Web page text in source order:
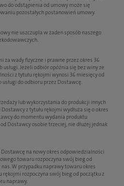
do odstąpienia od umowy może się
pozostałych postanowień umowy.
nie uszczupla w żaden sposób naszego
za wady fizyczne i prawne przez okres 36
Jeżeli odbiór opóźnia się bez winy ze
z tytułu rękojmi wynosi 36 miesięcy od
do odbioru przez Dostawcę.
lub wykorzystania do produkcji innych
z tytułu rękojmi wydłuża się o okres
do momentu wydania produktu
Dostawcy osobie trzeciej, nie dłużej jednak
na nowy okres odpowiedzialności
towaru rozpoczyna swój bieg od
W przypadku naprawy towaru okres
rozpoczyna swój bieg od początku z
naprawy.